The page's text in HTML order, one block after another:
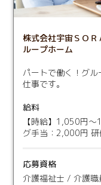
株式会社宇宙ＳＯ
ループホーム
パートで働く！グ
仕事です。
給料
【時給】1,050円
グ手当：2,000円
応募資格
介護福祉士 / 介護